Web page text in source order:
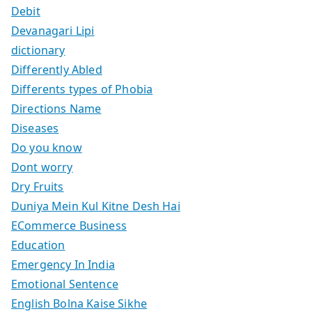
Debit
Devanagari Lipi
dictionary
Differently Abled
Differents types of Phobia
Directions Name
Diseases
Do you know
Dont worry
Dry Fruits
Duniya Mein Kul Kitne Desh Hai
ECommerce Business
Education
Emergency In India
Emotional Sentence
English Bolna Kaise Sikhe